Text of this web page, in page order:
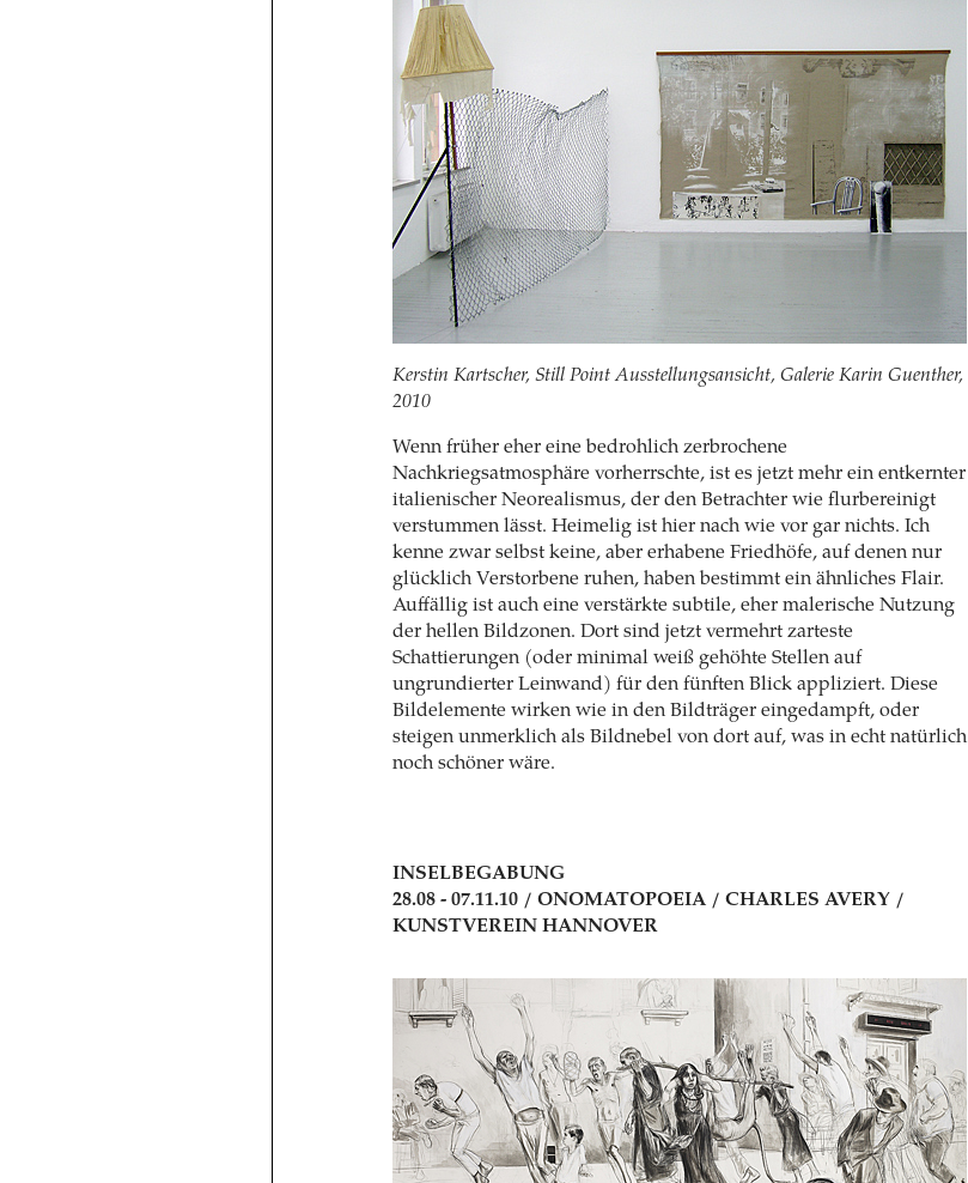
Kerstin Kartscher, Still Point Ausstellungsansicht, Galerie Karin Guenther,
2010
Wenn früher eher eine bedrohlich zerbrochene
Nachkriegsatmosphäre vorherrschte, ist es jetzt mehr ein entkernter
italienischer Neorealismus, der den Betrachter wie flurbereinigt
verstummen lässt. Heimelig ist hier nach wie vor gar nichts. Ich
kenne zwar selbst keine, aber erhabene Friedhöfe, auf denen nur
glücklich Verstorbene ruhen, haben bestimmt ein ähnliches Flair.
Auffällig ist auch eine verstärkte subtile, eher malerische Nutzung
der hellen Bildzonen. Dort sind jetzt vermehrt zarteste
Schattierungen (oder minimal weiß gehöhte Stellen auf
ungrundierter Leinwand) für den fünften Blick appliziert. Diese
Bildelemente wirken wie in den Bildträger eingedampft, oder
steigen unmerklich als Bildnebel von dort auf, was in echt natürlich
noch schöner wäre.
INSELBEGABUNG
28.08 - 07.11.10 / ONOMATOPOEIA / CHARLES AVERY /
KUNSTVEREIN HANNOVER